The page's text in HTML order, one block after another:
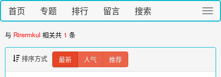
切
换
首页 专题 排行 留言 搜索
与 Rirermkul 相关共 1 条
排序方式 最新 人气 推荐